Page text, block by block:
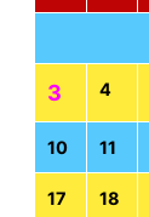
3 4
10 11
17 18